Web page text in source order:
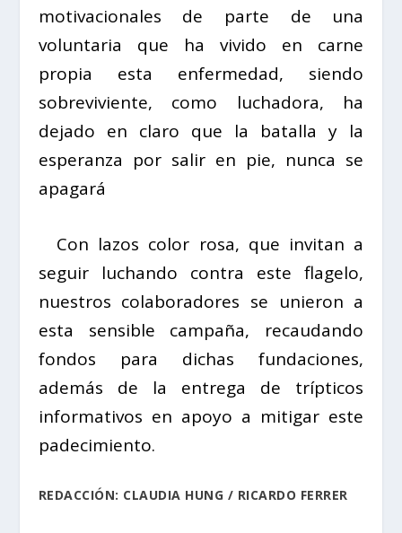
motivacionales de parte de una
voluntaria que ha vivido en carne
propia esta enfermedad, siendo
sobreviviente, como luchadora, ha
dejado en claro que la batalla y la
esperanza por salir en pie, nunca se
apagará
Con lazos color rosa, que invitan a
seguir luchando contra este flagelo,
nuestros colaboradores se unieron a
esta sensible campaña, recaudando
fondos para dichas fundaciones,
además de la entrega de trípticos
informativos en apoyo a mitigar este
padecimiento.
REDACCIÓN: CLAUDIA HUNG / RICARDO FERRER